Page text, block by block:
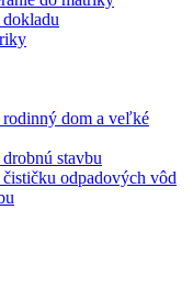
rodinný dom a veľké
stavbu
odpadových vôd